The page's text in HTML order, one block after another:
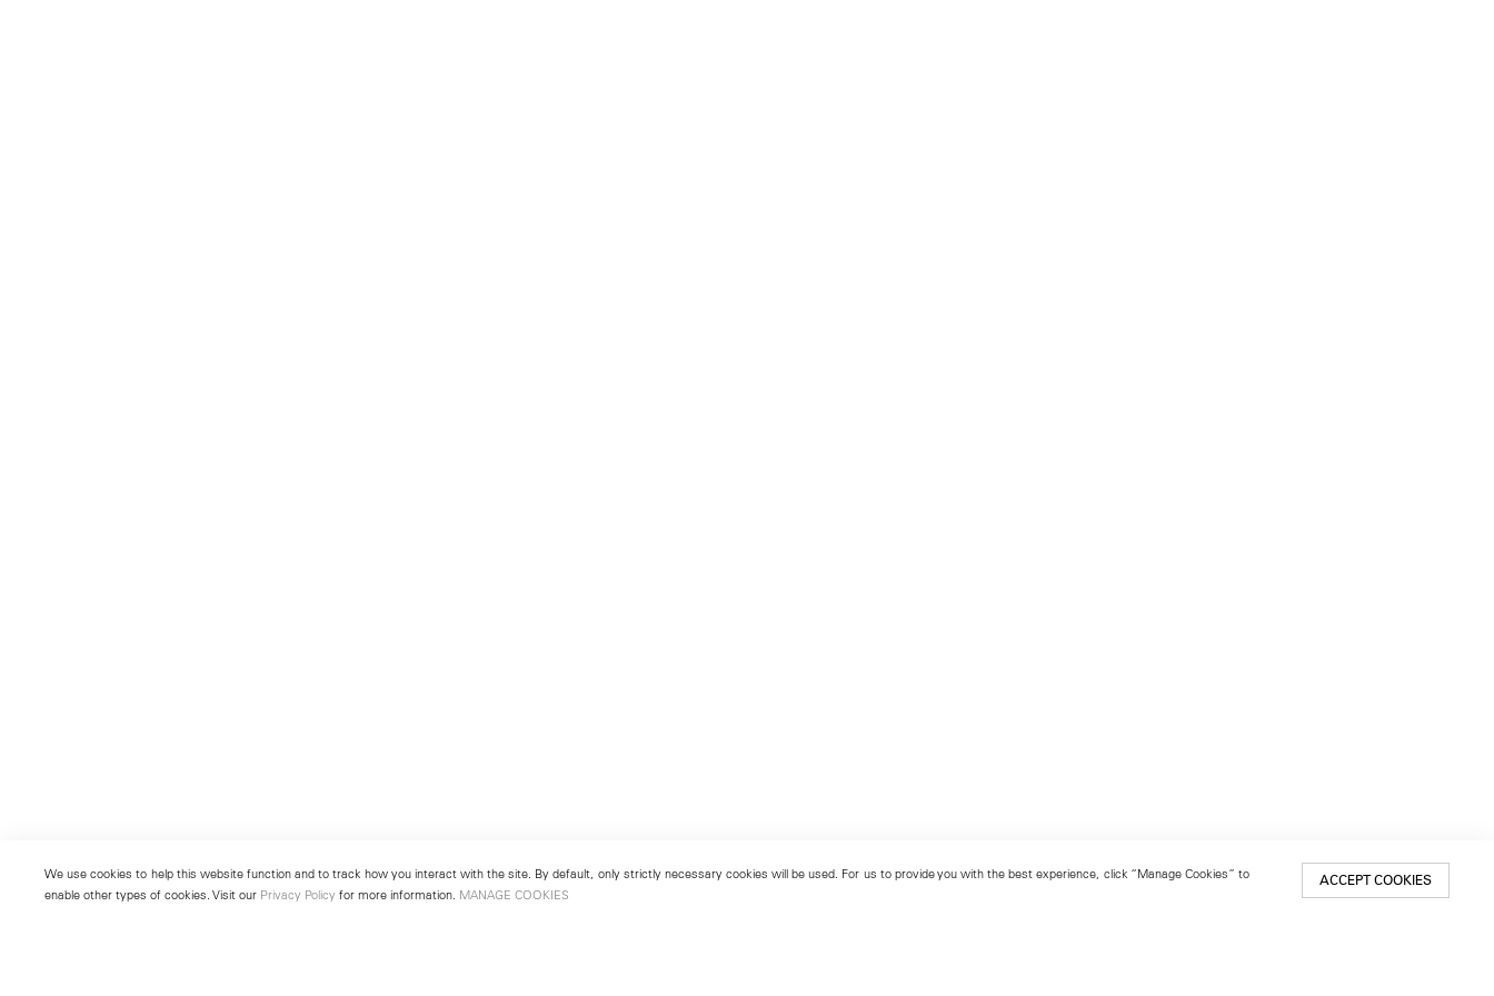
We use cookies to help this website function and to track how you interact with the site. By default, only strictly necessary cookies will be used. For us to provide you with the best experience, click “Manage Cookies” to
enable other types of cookies. Visit our Privacy Policy for more information. MANAGE COOKIES
ACCEPT COOKIES